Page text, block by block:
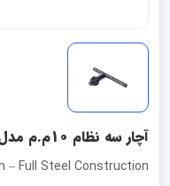
آچار سه نظام 10م.م مدل 5906 آروا ARVA
– Full Steel Construction